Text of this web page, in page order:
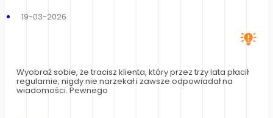
19-03-2026
Wyobraź sobie, że tracisz klienta, który przez trzy lata płacił
regularnie, nigdy nie narzekał i zawsze odpowiadał na
wiadomości. Pewnego